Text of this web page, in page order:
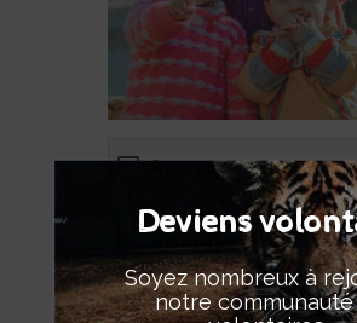
Amnon
Adonija
Absalom
Deviens
Soyez nombreux à
notre